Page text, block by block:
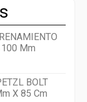
Mm
BOLT
X 85 Cm